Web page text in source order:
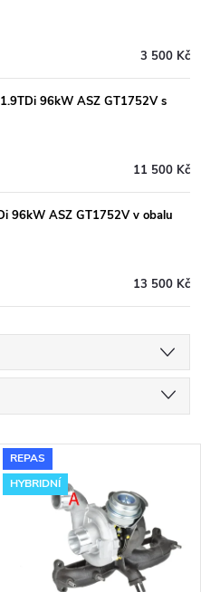
3 500 Kč
96kW ASZ GT1752V s
11 500 Kč
96kW ASZ GT1752V v obalu
13 500 Kč
REPAS
HYBRIDNÍ